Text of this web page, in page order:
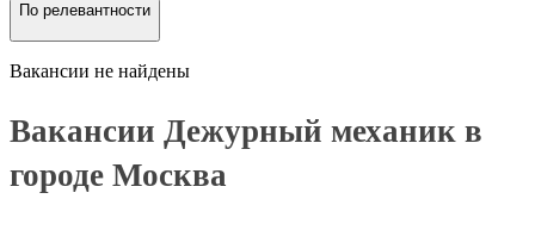
По релевантности
Вакансии не найдены
Вакансии Дежурный механик в
городе Москва